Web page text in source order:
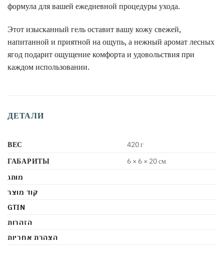
формула для вашей ежедневной процедуры ухода.
Этот изысканный гель оставит вашу кожу свежей,
напитанной и приятной на ощупь, а нежный аромат лесных
ягод подарит ощущение комфорта и удовольствия при
каждом использовании.
ДЕТАЛИ
ВЕС
420 г
ГАБАРИТЫ
6 × 6 × 20 см
מותג
קוד מוצר
GTIN
הזהרות
הצהרת אחריות